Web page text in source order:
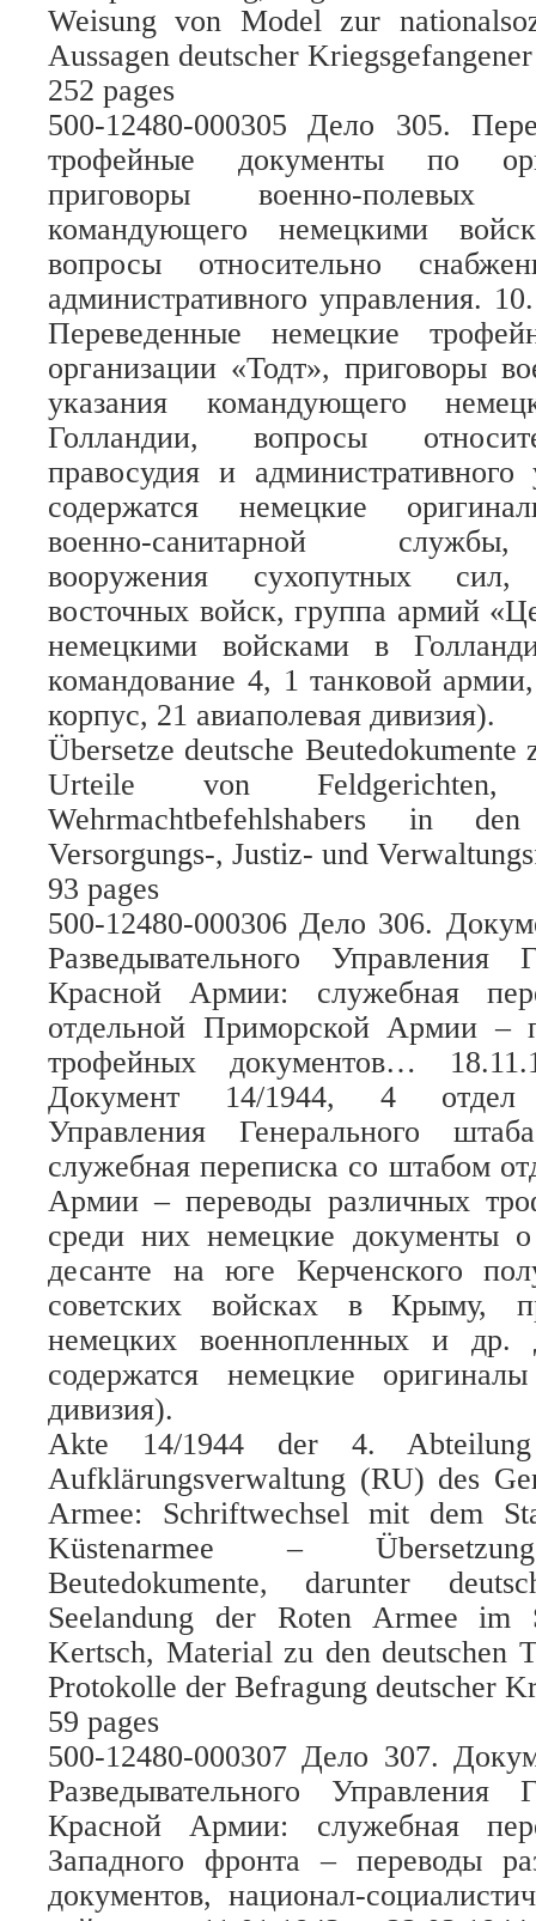
Weisung von Model zur
Aussagen deutscher
252 pages
500-12480-000305 Дело 305.
трофейные документы по
приговоры военно-полевых
командующего немецкими
вопросы относительно
административного управления.
Переведенные немецкие
организации «Тодт», приговоры
указания командующего
Голландии, вопросы
правосудия и
содержатся немецкие
военно-санитарной
вооружения сухопутных
восточных войск, группа армий
немецкими войсками в
командование 4, 1 танковой
корпус, 21 авиаполевая дивизия).
Übersetze deutsche
Urteile von Feldgerichten,
Wehrmachtbefehlshabers in
Versorgungs-, Justiz- und
93 pages
500-12480-000306 Дело 306.
Разведывательного Управления
Красной Армии: служебная
отдельной Приморской Армии –
трофейных документов…
Документ 14/1944, 4 отдел
Управления Генерального
служебная переписка со штабом
Армии – переводы различных
среди них немецкие документы
десанте на юге Керченского
советских войсках в Крыму,
немецких военнопленных и др.
содержатся немецкие
дивизия).
Akte 14/1944 der 4.
Aufklärungsverwaltung (RU) des
Armee: Schriftwechsel mit dem
Küstenarmee –
Beutedokumente, darunter
Seelandung der Roten Armee im
Kertsch, Material zu den deutschen
Protokolle der Befragung deutscher
59 pages
500-12480-000307 Дело 307.
Разведывательного Управления
Красной Армии: служебная
Западного фронта – переводы
документов, национал-